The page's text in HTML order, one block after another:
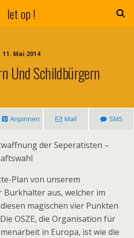
let op !
11. Mai 2014
Und Schildbürgern
Anpinnen Mail SMS
der Seperatisten –
Plan von unserem
Burkhalter aus, welcher im
magischen vier Punkten
OSZE, die Organisation für
in Europa, ist wie die